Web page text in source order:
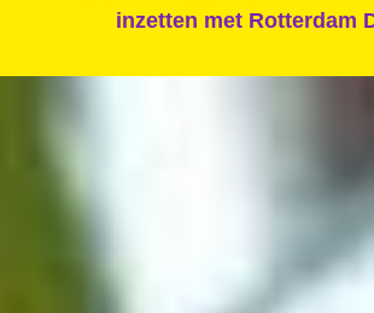
Uitgelicht
Wijkteam zoekt
TKC digital versterkt
De geboorte van een
inzetten met Rotterdam